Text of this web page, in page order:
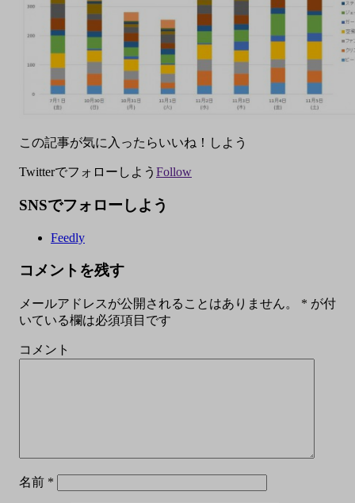
この記事が気に入ったらいいね！しよう
Twitterでフォローしよう Follow
SNSでフォローしよう
Feedly
コメントを残す
メールアドレスが公開されることはありません。 * が付
いている欄は必須項目です
コメント
名前 *